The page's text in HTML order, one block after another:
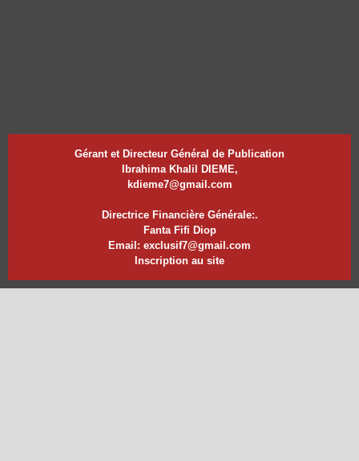
Gérant et Directeur Général de Publication
Ibrahima Khalil DIEME,
kdieme7@gmail.com
Directrice Financière Générale:.
Fanta Fifi Diop
Email: exclusif7@gmail.com
Inscription au site